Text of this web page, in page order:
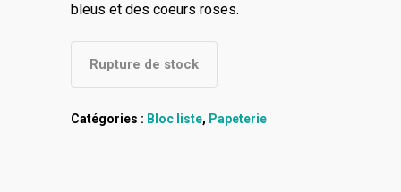
bleus et des coeurs roses.
Rupture de stock
Catégories : Bloc liste, Papeterie